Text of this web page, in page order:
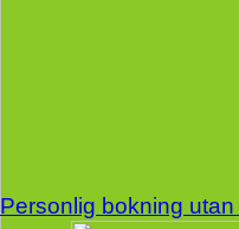
Personlig bokning